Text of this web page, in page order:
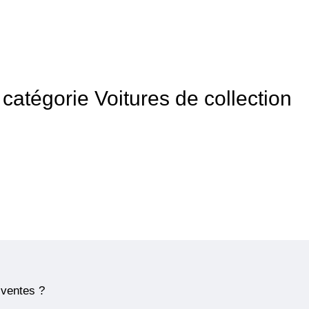
Voitures de collection
?